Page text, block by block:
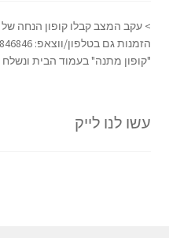
"קופון מתנה" בעמוד הבית
עשו לנו לייק